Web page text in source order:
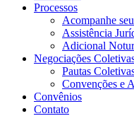
Processos
Acompanhe
Assistência
Adicional
Negociações
Pautas
Convenções e
Convênios
Contato